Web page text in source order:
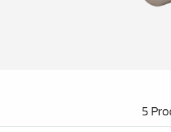
5